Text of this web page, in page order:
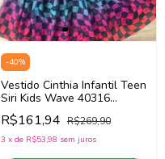
-40%
Vestido Cinthia Infantil Teen
Siri Kids Wave 40316
(Azul/Rosa)
R$161,94 R$269,90
3 x de R$53,98 sem juros